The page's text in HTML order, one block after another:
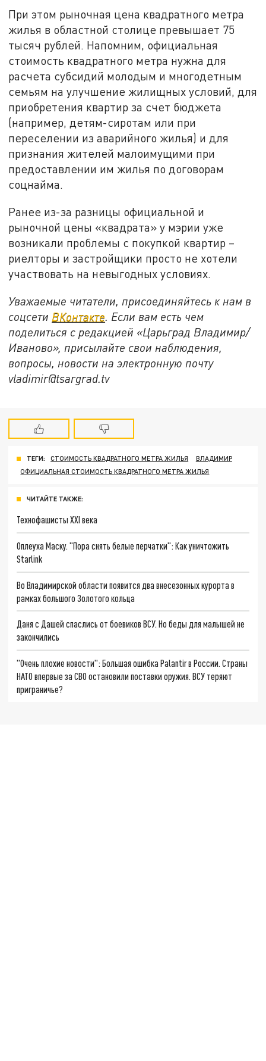
При этом рыночная цена квадратного метра
жилья в областной столице превышает 75
тысяч рублей. Напомним, официальная
стоимость квадратного метра нужна для
расчета субсидий молодым и многодетным
семьям на улучшение жилищных условий, для
приобретения квартир за счет бюджета
(например, детям-сиротам или при
переселении из аварийного жилья) и для
признания жителей малоимущими при
предоставлении им жилья по договорам
соцнайма.
Ранее из-за разницы официальной и
рыночной цены «квадрата» у мэрии уже
возникали проблемы с покупкой квартир –
риелторы и застройщики просто не хотели
участвовать на невыгодных условиях.
Уважаемые читатели, присоединяйтесь к нам в
соцсети ВКонтакте. Если вам есть чем
поделиться с редакцией «Царьград Владимир/
Иваново», присылайте свои наблюдения,
вопросы, новости на электронную почту
vladimir@tsargrad.tv
ТЕГИ: СТОИМОСТЬ КВАДРАТНОГО МЕТРА ЖИЛЬЯ
ВЛАДИМИР
ОФИЦИАЛЬНАЯ СТОИМОСТЬ КВАДРАТНОГО МЕТРА ЖИЛЬЯ
ЧИТАЙТЕ ТАКЖЕ:
Технофашисты XXI века
Оплеуха Маску. "Пора снять белые перчатки": Как уничтожить
Starlink
Во Владимирской области появится два внесезонных курорта в
рамках большого Золотого кольца
Даня с Дашей спаслись от боевиков ВСУ. Но беды для малышей не
закончились
"Очень плохие новости": Большая ошибка Palantir в России. Страны
НАТО впервые за СВО остановили поставки оружия. ВСУ теряют
приграничье?